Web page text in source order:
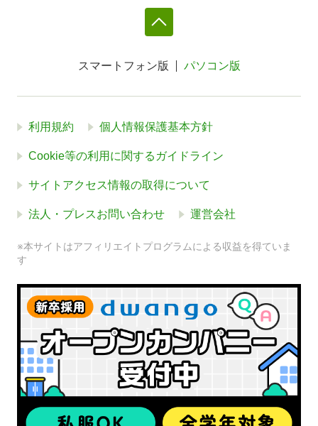
スマートフォン版 パソコン版
利用規約 個人情報保護基本方針
Cookie等の利用に関するガイドライン
サイトアクセス情報の取得について
法人・プレスお問い合わせ 運営会社
※本サイトはアフィリエイトプログラムによる収益を得ていま
す